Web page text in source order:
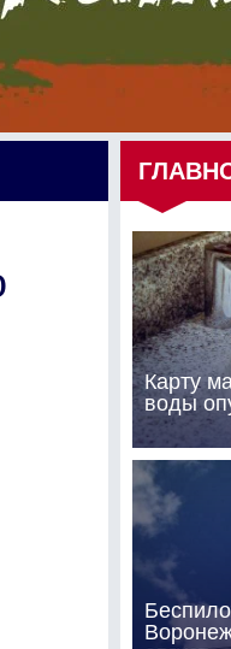
Карту
воды